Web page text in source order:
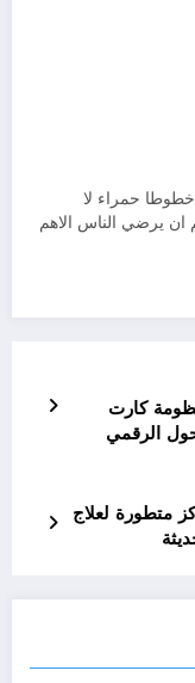
حمراء لا
ان يرضي الناس الاهم
كارت
الرقمي
متطورة لعلاج